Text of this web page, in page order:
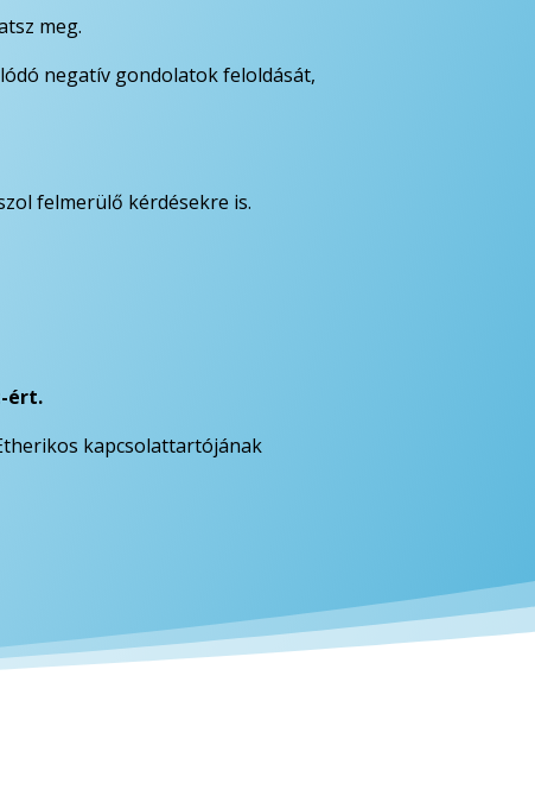
meg.
negatív gondolatok feloldását,
felmerülő kérdésekre is.
ért.
kapcsolattartójának